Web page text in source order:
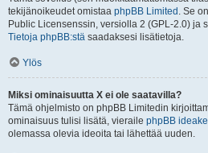
tekijänoikeudet omistaa phpBB Limited . Se
Public Licensenssin, versiolla 2 (GPL-2.0) ja
Tietoja phpBB:stä saadaksesi lisätietoja.
Ylös
Miksi ominaisuutta X ei ole saatavilla?
Tämä ohjelmisto on phpBB Limitedin
ominaisuus tulisi lisätä, vieraile phpBB
olemassa olevia ideoita tai lähettää uuden.